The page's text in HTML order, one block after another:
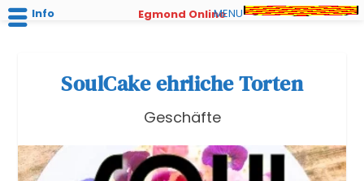
SoulCake ehrliche Torten
Geschäfte
Info Egmond OnlineMENU